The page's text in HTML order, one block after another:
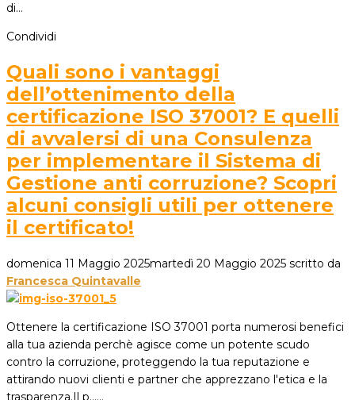
di…
Condividi
Quali sono i vantaggi
dell’ottenimento della
certificazione ISO 37001? E quelli
di avvalersi di una Consulenza
per implementare il Sistema di
Gestione anti corruzione? Scopri
alcuni consigli utili per ottenere
il certificato!
domenica 11 Maggio 2025martedì 20 Maggio 2025 scritto da
Francesca Quintavalle
Ottenere la certificazione ISO 37001 porta numerosi benefici
alla tua azienda perchè agisce come un potente scudo
contro la corruzione, proteggendo la tua reputazione e
attirando nuovi clienti e partner che apprezzano l'etica e la
trasparenza.Il p...…